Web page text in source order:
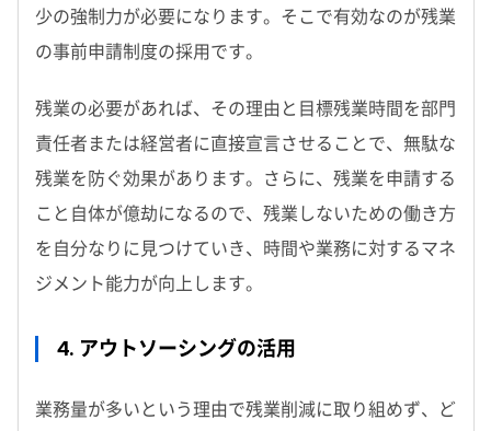
少の強制力が必要になります。そこで有効なのが残業
の事前申請制度の採用です。
残業の必要があれば、その理由と目標残業時間を部門
責任者または経営者に直接宣言させることで、無駄な
残業を防ぐ効果があります。さらに、残業を申請する
こと自体が億劫になるので、残業しないための働き方
を自分なりに見つけていき、時間や業務に対するマネ
ジメント能力が向上します。
4. アウトソーシングの活用
業務量が多いという理由で残業削減に取り組めず、ど